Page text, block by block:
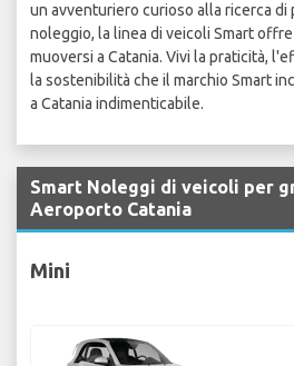
un avventuriero curioso alla ricerca
noleggio, la linea di veicoli Smart
muoversi a Catania. Vivi la praticità,
la sostenibilità che il marchio Smart
a Catania indimenticabile.
Smart Noleggi di veicoli per
Aeroporto Catania
Mini